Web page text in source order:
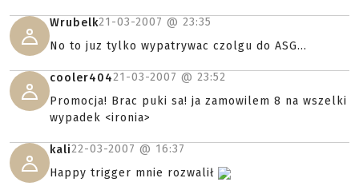
Wrubelk21-03-2007 @ 23:35
No to juz tylko wypatrywac czolgu do ASG...
cooler40421-03-2007 @ 23:52
Promocja! Brac puki sa! ja zamowilem 8 na wszelki
wypadek <ironia>
kali22-03-2007 @ 16:37
Happy trigger mnie rozwalił